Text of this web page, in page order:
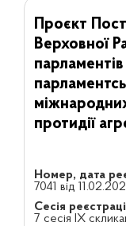
Проєкт
Верховної
протидії
Номер, дата
7041 від
Сесія
7 сесія IX